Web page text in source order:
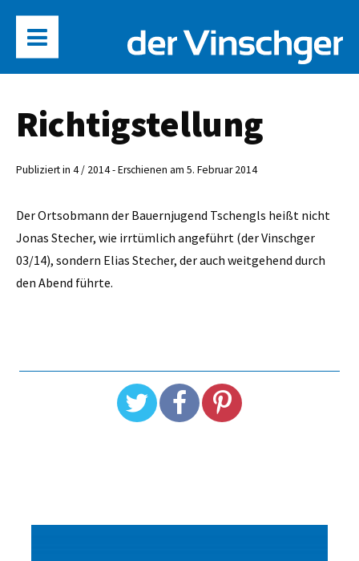
Richtigstellung
Publiziert in 4 / 2014 - Erschienen am 5. Februar 2014
Der Ortsobmann der Bauernjugend Tschengls heißt nicht
Jonas Stecher, wie irrtümlich angeführt (der Vinschger
03/14), sondern Elias Stecher, der auch weitgehend durch
den Abend führte.